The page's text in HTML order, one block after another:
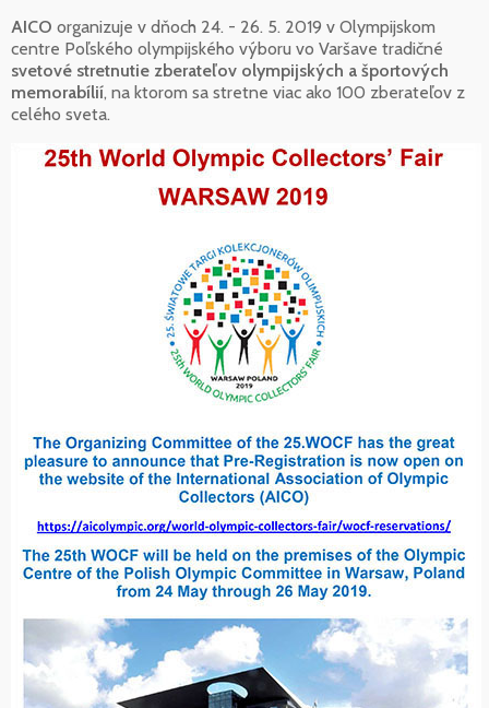
AICO organizuje v dňoch 24. - 26. 5. 2019 v Olympijskom
centre Poľského olympijského výboru vo Varšave tradičné
svetové stretnutie zberateľov olympijských a športových
memorabílií, na ktorom sa stretne viac ako 100 zberateľov z
celého sveta.